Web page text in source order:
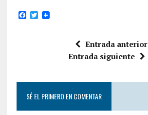
F T
Entrada anterior
Entrada siguiente
SÉ EL PRIMERO EN COMENTAR